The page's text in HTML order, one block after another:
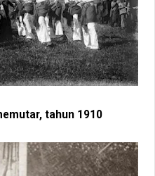
tahun 1910